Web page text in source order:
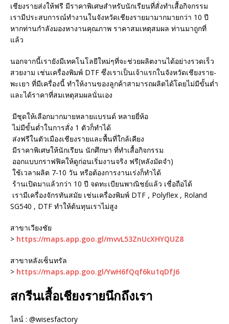
เชียงรายส่งให้ฟรี มีราคาพิเศษสำหรับนักเรียนที่สั่งทำเสื้อกิจกรรม
เรามีประสบการณ์ทำงานในจังหวัดเชียงรายมามากมายกว่า 10 ปี
หากท่านกำลังมองหางานคุณภาพ ราคาสมเหตุสมผล ท่านมาถูกที่
แล้ว
นอกจากนี้เรายังมีเทคโนโลยีใหม่ๆที่จะช่วยผลิตงานได้อย่างรวดเร็ว
สวยงาม เช่นเครื่องพิมพ์ DTF ซึ่งเราเป็นเจ้าแรกในจังหวัดเชียงราย-
พะเยา ที่มีเครื่องนี้ ทำให้งานของลูกค้าสามารถผลิตได้โดยไม่มีขั้นต่ำ
และได้ราคาที่สมเหตุสมผลนั่นเอง
มีชุดให้เลือกมากมายหลายแบรนด์ หลายยี่ห้อ
ไม่มีขั้นต่ำในการสั่ง 1 ตัวก็ทำได้
ส่งฟรีในตัวเมืองเชียงรายและพื้นที่ใกล้เคียง
มีราคาพิเศษให้นักเรียน นักศึกษา ที่ทำเสื้อกิจกรรม
ออกแบบกราฟฟิคให้ดูก่อนเริ่มงานจริง ฟรี(หลังมัดจำ)
ใช้เวลาผลิต 7-10 วัน หรือต้องการงานเร่งก็ทำได้
ร้านเปิดมาแล้วกว่า 10 ปี จดทะเบียนพาณิชย์แล้ว เชื่อถือได้
เรามีเครื่องจักรทันสมัย เช่นเครื่องพิมพ์ DTF , Polyflex , Roland
SG540 , DTF ทำให้ต้นทุนเราไม่สูง
สาขาเวียงชัย
> https://maps.app.goo.gl/mvvL53ZnUcXHYQUZ8
สาขาหลังเซ็นทรัล
> https://maps.app.goo.gl/YwH6fQqf6ku1qDfJ6
สกรีนเสื้อเชียงรายนึกถึงเรา
ไลน์ : @wisesfactory